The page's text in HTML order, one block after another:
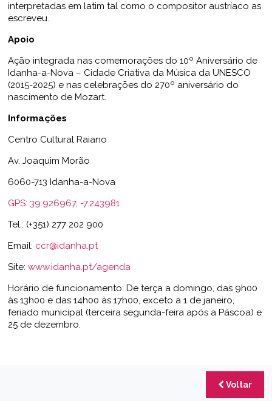
interpretadas em latim tal como o compositor austríaco as
escreveu.
Apoio
Ação integrada nas comemorações do 10º Aniversário de
Idanha-a-Nova – Cidade Criativa da Música da UNESCO
(2015-2025) e nas celebrações do 270º aniversário do
nascimento de Mozart.
Informações
Centro Cultural Raiano
Av. Joaquim Morão
6060-713 Idanha-a-Nova
GPS: 39.926967, -7.243981
Tel.: (+351) 277 202 900
Email: ccr@idanha.pt
Site:www.idanha.pt/agenda
Horário de funcionamento: De terça a domingo, das 9h00
às 13h00 e das 14h00 às 17h00, exceto a 1 de janeiro,
feriado municipal (terceira segunda-feira após a Páscoa) e
25 de dezembro.
Voltar